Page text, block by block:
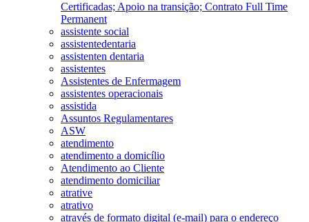
Certificadas; Apoio na transição; Contrato Full Time
Permanent
assistente social
assistentedentaria
assistenten dentaria
assistentes
Assistentes de Enfermagem
assistentes operacionais
assistida
Assuntos Regulamentares
ASW
atendimento
atendimento a domicílio
Atendimento ao Cliente
atendimento domiciliar
atrative
atrativo
através de formato digital (e-mail) para o endereço